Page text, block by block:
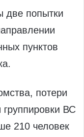
две попытки
пунктов
потери
группировки ВС
210 человек